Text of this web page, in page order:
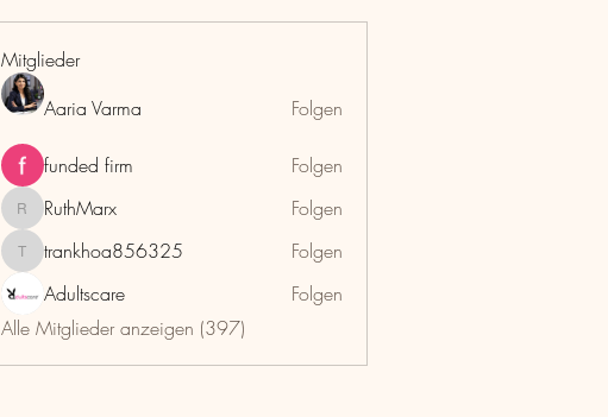
Mitglieder
Aaria Varma
Folgen
funded firm Folgen
RuthMarx
RuthMarx Folgen
trankhoa856325
trankhoa856325
Folgen
Adultscare
Folgen
Alle Mitglieder anzeigen (397)